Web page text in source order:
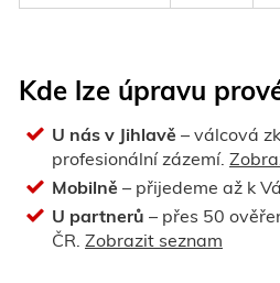
Kde lze úpravu
U nás v Jihlavě – válcová
profesionální zázemí.
Mobilně – přijedeme až k
U partnerů – přes 50
ČR. Zobrazit seznam